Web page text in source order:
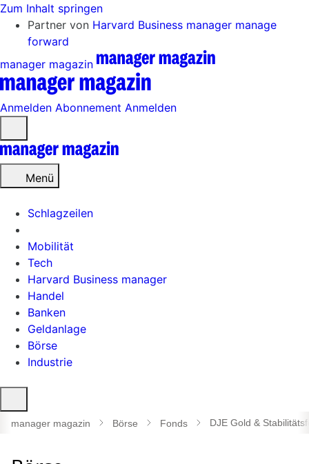
Zum Inhalt springen
Partner von Harvard Business manager manage
forward
manager magazin
Anmelden Abonnement Anmelden
öffnen
Menü
Schlagzeilen
Mobilität
Tech
Harvard Business manager
Handel
Banken
Geldanlage
Börse
Industrie
öffnen
manager magazin Börse Fonds DJE Gold &